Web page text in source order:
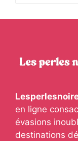
en ligne
évasions
destinations